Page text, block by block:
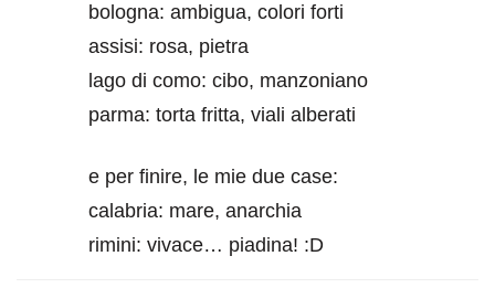
bologna: ambigua, colori forti
assisi: rosa, pietra
lago di como: cibo, manzoniano
parma: torta fritta, viali alberati
e per finire, le mie due case:
calabria: mare, anarchia
rimini: vivace… piadina! :D